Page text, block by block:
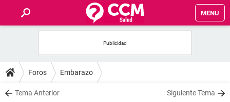
MENU
FOROS
SALUD
Foros Embarazo
Tema Anterior Siguiente Tema